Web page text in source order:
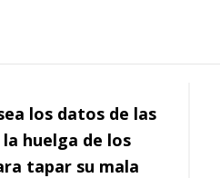
los datos de las
huelga de los
tapar su mala